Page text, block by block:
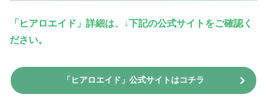
「ヒアロエイド」詳細は、↓下記の公式サイトをご確認く
ださい。
「ヒアロエイド」公式サイトはコチラ